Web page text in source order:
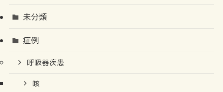
未分類
症例
呼吸器疾患
咳